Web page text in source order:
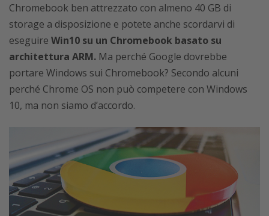
Chromebook ben attrezzato con almeno 40 GB di
storage a disposizione e potete anche scordarvi di
eseguire Win10 su un Chromebook basato su
architettura ARM. Ma perché Google dovrebbe
portare Windows sui Chromebook? Secondo alcuni
perché Chrome OS non può competere con Windows
10, ma non siamo d’accordo.